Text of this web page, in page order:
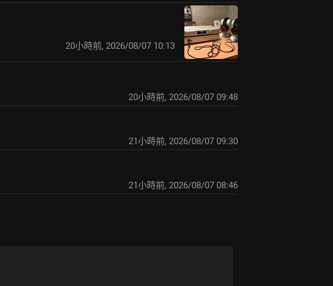
20小時前, 2026/08/07 10:13
20小時前, 2026/08/07 09:48
21小時前, 2026/08/07 09:30
21小時前, 2026/08/07 08:46